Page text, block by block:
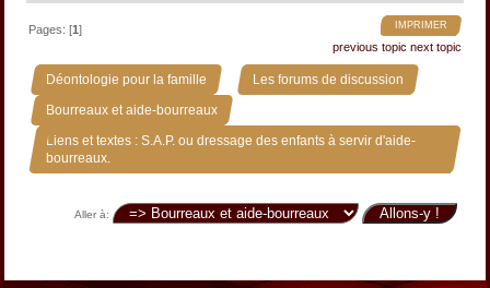
IMPRIMER
Pages: [1]
previous topic next topic
Déontologie pour la famille » Les forums de discussion »
Bourreaux et aide-bourreaux »
Liens et textes : S.A.P. ou dressage des enfants à servir d'aide-
bourreaux.
Aller à: